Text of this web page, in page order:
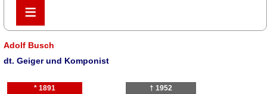
≡
≡
Adolf Busch
dt. Geiger und Komponist
* 1891 † 1952